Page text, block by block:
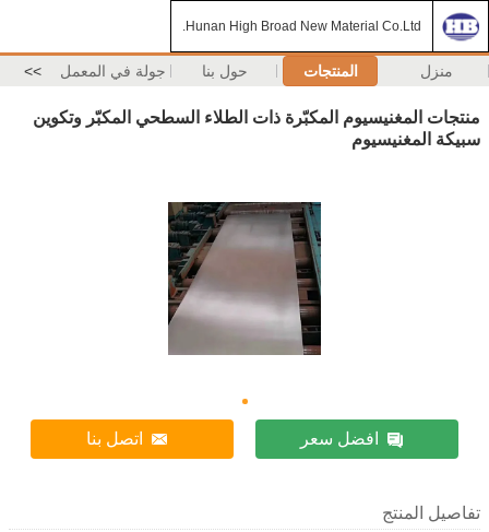
Hunan High Broad New Material Co.Ltd.
منزل المنتجات حول بنا جولة في المعمل >>
منتجات المغنيسيوم المكبّرة ذات الطلاء السطحي المكبّر وتكوين
سبيكة المغنيسيوم
افضل سعر اتصل بنا
تفاصيل المنتج